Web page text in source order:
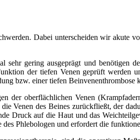
Dabei unterscheiden wir akute
gering ausgeprägt und benötigen
der tiefen Venen geprüft werden
bzw. einer tiefen Beinvenenthrombose
der oberflächlichen Venen
Venen des Beines zurückfließt, der
Druck auf die Haut und das
Phlebologen und erfordert die